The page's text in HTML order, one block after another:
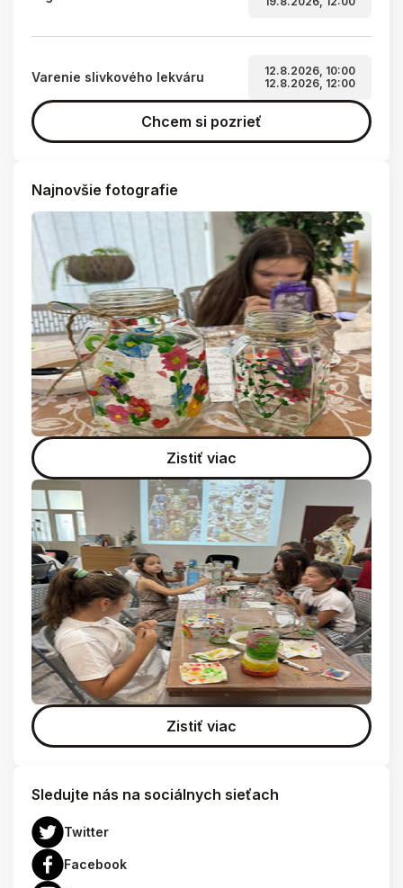
Varenie slivkového lekváru
12.8.2026, 10:00
12.8.2026, 12:00
Chcem si pozrieť
Najnovšie fotografie
Zistiť viac
Zistiť viac
Sledujte nás na sociálnych sieťach
Twitter
Facebook